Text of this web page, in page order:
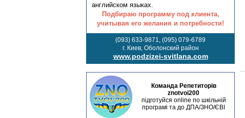
английском языках.
Подбираю программу под клиента,
учитывая его желания и потребности!
(093) 633-9871, (095) 079-6789
г. Киев, Оболонский район
www.podzizei-svitlana.com
Команда Репетиторів
znotvoi200
підготуйся online по шкільній
програмі та до ДПА/ЗНО/ЄВІ